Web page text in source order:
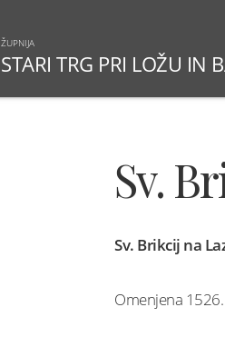
ŽUPNIJA
STARI TRG PRI LOŽU IN
Sv.
Sv. Brikcij na
Omenjena